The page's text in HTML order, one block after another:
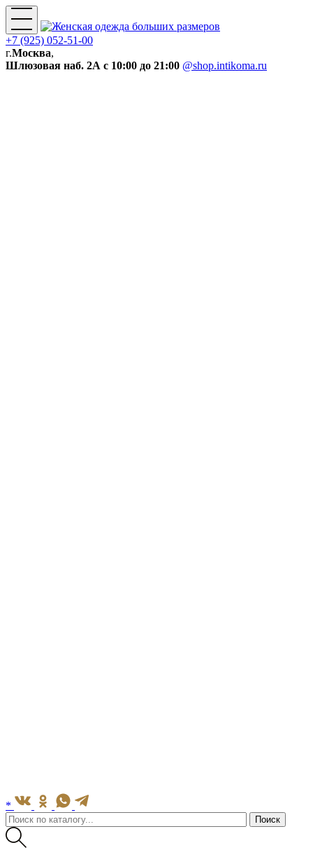
+7 (925) 052-51-00
г.Москва,
Шлюзовая наб. 2А с 10:00 до 21:00 @shop.intikoma.ru
*